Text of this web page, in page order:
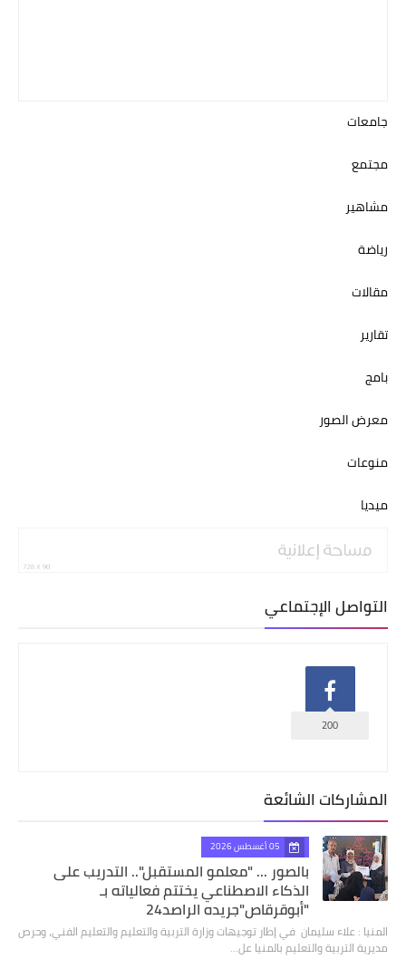
جامعات
مجتمع
مشاهير
رياضة
مقالات
تقارير
بامج
معرض الصور
منوعات
ميديا
التواصل الإجتماعي
200
المشاركات الشائعة
05 أغسطس 2026
بالصور ... "معلمو المستقبل".. التدريب على
الذكاء الاصطناعي يختتم فعالياته بـ
"أبوقرقاص"جريده الراصد24
المنيا : علاء سليمان في إطار توجيهات وزارة التربية والتعليم والتعليم الفني، وحرص
مديرية التربية والتعليم بالمنيا عل…